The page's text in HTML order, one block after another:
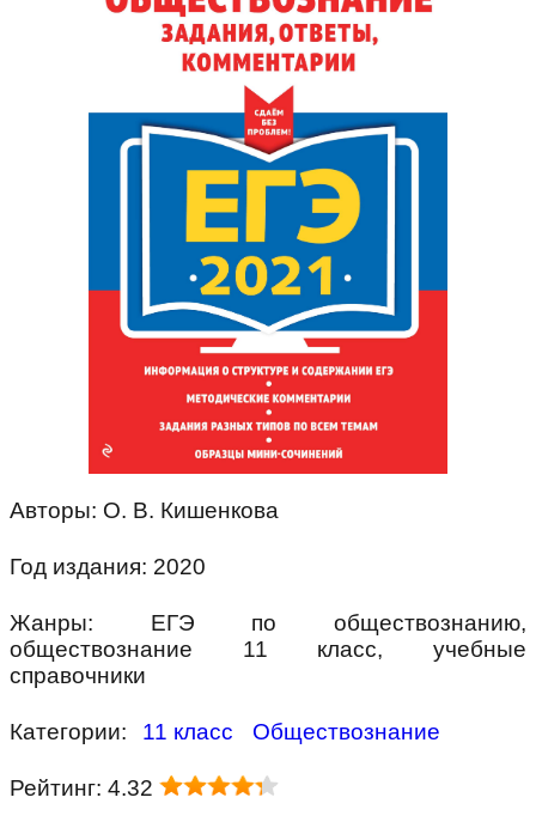
Авторы: О. В. Кишенкова
Год издания: 2020
Жанры: ЕГЭ по обществознанию,
обществознание 11 класс, учебные
справочники
Категории: 11 класс Обществознание
Рейтинг: 4.32